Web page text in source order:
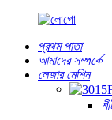
প্রথম পাতা
আমাদের সম্পর্কে
লেজার মেশিন